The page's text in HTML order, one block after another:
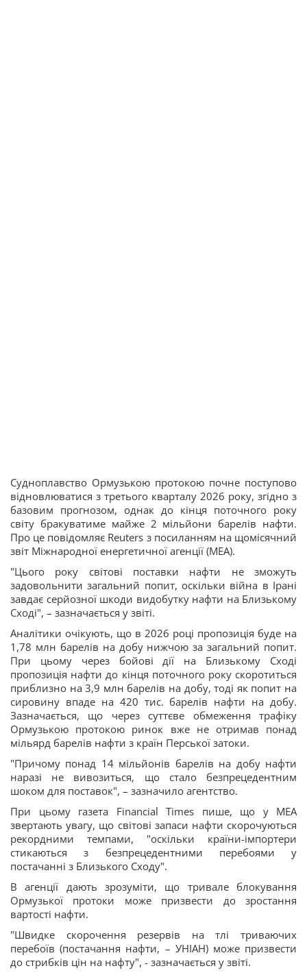
Судноплавство Ормузькою протокою почне поступово
відновлюватися з третього кварталу 2026 року, згідно з
базовим прогнозом, однак до кінця поточного року
світу бракуватиме майже 2 мільйони барелів нафти.
Про це повідомляє Reuters з посиланням на щомісячний
звіт Міжнародної енергетичної агенції (МЕА).
"Цього року світові поставки нафти не зможуть
задовольнити загальний попит, оскільки війна в Ірані
завдає серйозної шкоди видобутку нафти на Близькому
Сході", – зазначається у звіті.
Аналітики очікують, що в 2026 році пропозиція буде на
1,78 млн барелів на добу нижчою за загальний попит.
При цьому через бойові дії на Близькому Сході
пропозиція нафти до кінця поточного року скоротиться
приблизно на 3,9 млн барелів на добу, тоді як попит на
сировину впаде на 420 тис. барелів нафти на добу.
Зазначається, що через суттєве обмеження трафіку
Ормузькою протокою ринок вже не отримав понад
мільярд барелів нафти з країн Перської затоки.
"Причому понад 14 мільйонів барелів на добу нафти
наразі не вивозиться, що стало безпрецедентним
шоком для поставок", – зазначило агентство.
При цьому газета Financial Times пише, що у МЕА
звертають увагу, що світові запаси нафти скорочуються
рекордними темпами, "оскільки країни-імпортери
стикаються з безпрецедентними перебоями у
постачанні з Близького Сходу".
В агенції дають зрозуміти, що тривале блокування
Ормузької протоки може призвести до зростання
вартості нафти.
"Швидке скорочення резервів на тлі триваючих
перебоїв (постачання нафти, – УНІАН) може призвести
до стрибків цін на нафту", - зазначається у звіті.